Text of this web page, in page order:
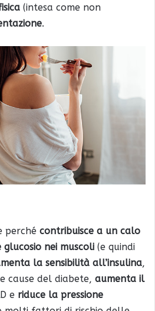
(intesa come non
.
perché contribuisce a un calo
glucosio nei muscoli (e quindi
la sensibilità all’insulina,
cause del diabete, aumenta il
e riduce la pressione